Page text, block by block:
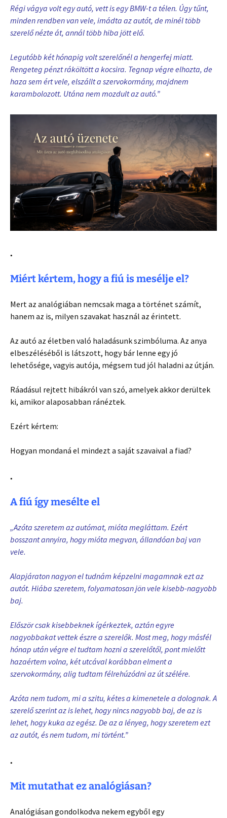
Régi vágya volt egy autó, vett is egy BMW-t a télen. Úgy tűnt,
minden rendben van vele, imádta az autót, de minél több
szerelő nézte át, annál több hiba jött elő.
Legutóbb két hónapig volt szerelőnél a hengerfej miatt.
Rengeteg pénzt ráköltött a kocsira. Tegnap végre elhozta, de
haza sem ért vele, elszállt a szervokormány, majdnem
karambolozott. Utána nem mozdult az autó.”
.
Miért kértem, hogy a fiú is mesélje el?
Mert az analógiában nemcsak maga a történet számít,
hanem az is, milyen szavakat használ az érintett.
Az autó az életben való haladásunk szimbóluma. Az anya
elbeszéléséből is látszott, hogy bár lenne egy jó
lehetősége, vagyis autója, mégsem tud jól haladni az útján.
Ráadásul rejtett hibákról van szó, amelyek akkor derültek
ki, amikor alaposabban ránéztek.
Ezért kértem:
Hogyan mondaná el mindezt a saját szavaival a fiad?
.
A fiú így mesélte el
„Azóta szeretem az autómat, mióta megláttam. Ezért
bosszant annyira, hogy mióta megvan, állandóan baj van
vele.
Alapjáraton nagyon el tudnám képzelni magamnak ezt az
autót. Hiába szeretem, folyamatosan jön vele kisebb-nagyobb
baj.
Először csak kisebbeknek ígérkeztek, aztán egyre
nagyobbakat vettek észre a szerelők. Most meg, hogy másfél
hónap után végre el tudtam hozni a szerelőtől, pont mielőtt
hazaértem volna, két utcával korábban elment a
szervokormány, alig tudtam félrehúzódni az út szélére.
Azóta nem tudom, mi a szitu, kétes a kimenetele a dolognak. A
szerelő szerint az is lehet, hogy nincs nagyobb baj, de az is
lehet, hogy kuka az egész. De az a lényeg, hogy szeretem ezt
az autót, és nem tudom, mi történt.”
.
Mit mutathat ez analógiásan?
Analógiásan gondolkodva nekem egyből egy